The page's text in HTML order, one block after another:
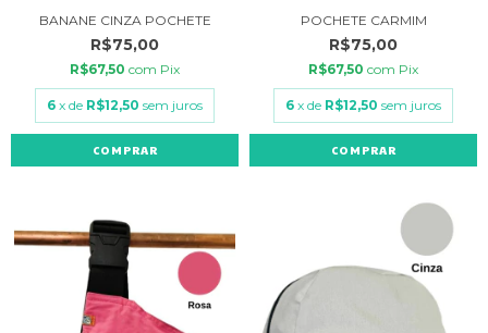
BANANE CINZA POCHETE
R$75,00
R$67,50 com Pix
6 x de R$12,50 sem juros
POCHETE CARMIM
R$75,00
R$67,50 com Pix
6 x de R$12,50 sem juros